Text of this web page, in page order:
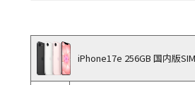
iPhone17e 256GB 国内版